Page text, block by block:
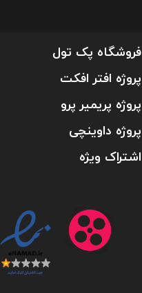
فروشگاه پک تول
پروژه افتر افکت
پروژه پریمیر پرو
پروژه داوینچی
اشتراک ویژه